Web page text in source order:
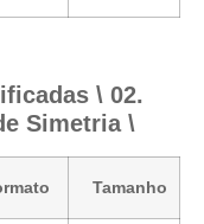
\ 02.
Simetria \
Tamanho